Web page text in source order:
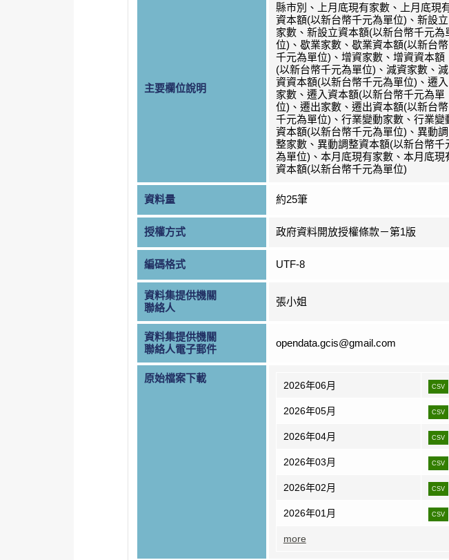
主要欄位說明
縣市別、上月底現有家數、上月底現
資本額(以新台幣千元為單位)、新設立
家數、新設立資本額(以新台幣千元為
位)、歇業家數、歇業資本額(以新台幣
千元為單位)、增資家數、增資資本額
(以新台幣千元為單位)、減資家數、減
資資本額(以新台幣千元為單位)、遷入
家數、遷入資本額(以新台幣千元為單
位)、遷出家數、遷出資本額(以新台幣
千元為單位)、行業變動家數、行業變
資本額(以新台幣千元為單位)、異動調
整家數、異動調整資本額(以新台幣千
為單位)、本月底現有家數、本月底現
資本額(以新台幣千元為單位)
資料量 約25筆
授權方式 政府資料開放授權條款－第1版
編碼格式 UTF-8
資料集提供機關
聯絡人
張小姐
資料集提供機關
聯絡人電子郵件
opendata.gcis@gmail.com
原始檔案下載
2026年06月 CSV
2026年05月 CSV
2026年04月 CSV
2026年03月 CSV
2026年02月 CSV
2026年01月 CSV
more